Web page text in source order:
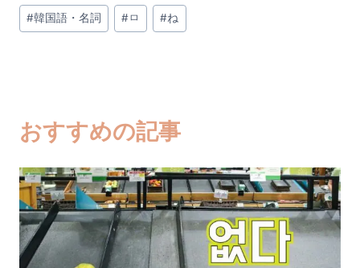
投
稿
#韓国語・名詞 #ㅁ #ね
おすすめの記事